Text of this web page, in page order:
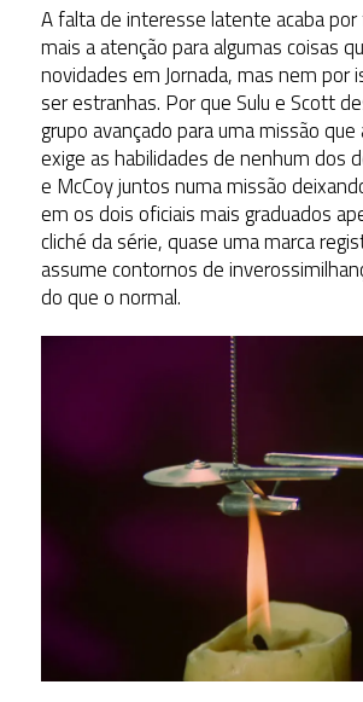
A falta de interesse latente acaba
mais a atenção para algumas coisas
novidades em Jornada, mas nem por
ser estranhas. Por que Sulu e Scott
grupo avançado para uma missão
exige as habilidades de nenhum dos
e McCoy juntos numa missão
em os dois oficiais mais graduados
cliché da série, quase uma marca
assume contornos de
do que o normal.